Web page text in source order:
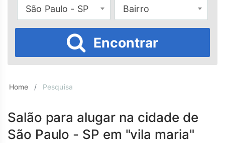
São Paulo - SP Bairro
Encontrar
Home Pesquisa
Salão para alugar na cidade de
São Paulo - SP em "vila maria"